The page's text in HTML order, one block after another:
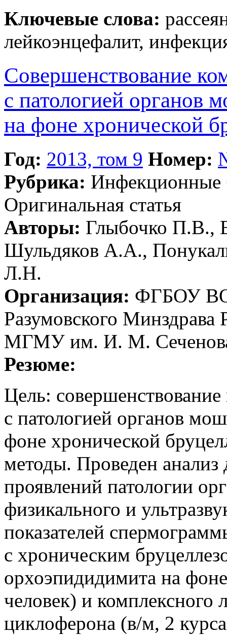
Ключевые слова:
лейкоэнцефалит,
Совершенствование
с патологией органов
на фоне хронической
Год: 2013, том 9 Номер:
Рубрика: Инфекционные
Оригинальная статья
Авторы: Глыбочко П.В.,
Шульдяков А.А.,
Л.Н.
Организация: ФГБОУ
Разумовского
МГМУ им. И. М.
Резюме:
Цель:
с патологией органов
фоне хронической
методы. Проведен
проявлений патологии
физикального и
показателей
с хроническим
орхоэпидидимита на
человек) и комплексного
циклоферона (в/м, 2